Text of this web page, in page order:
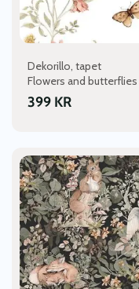
Dekorillo, tapet
Flowers and butterflies
399 KR